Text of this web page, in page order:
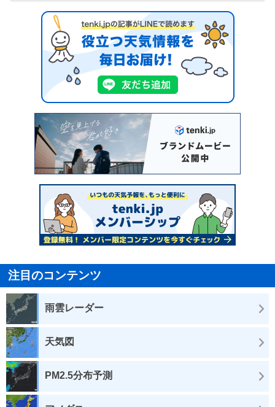
注目のコンテンツ
雨雲レーダー
天気図
PM2.5分布予測